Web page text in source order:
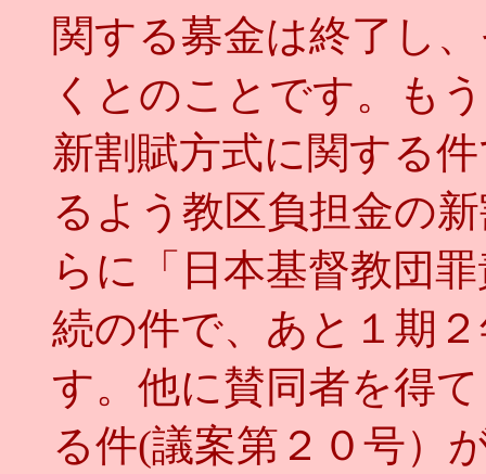
関する募金は終了し
くとのことです。も
新割賦方式に関する
るよう教区負担金の
らに「日本基督教団
続の件で、あと１期
す。他に賛同者を得
る件(議案第２０号）